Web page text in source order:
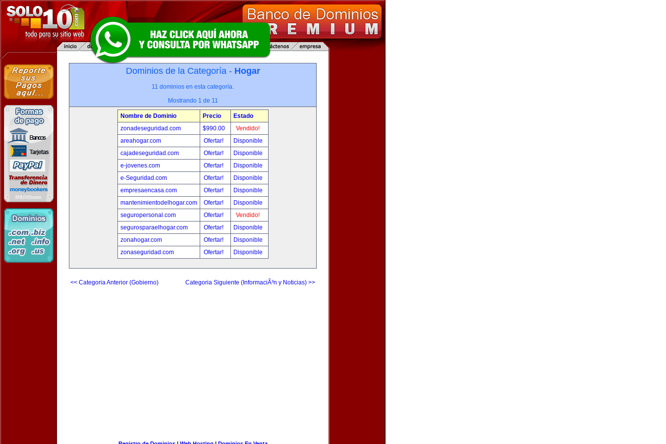
Dominios de la Categoría - Hogar
11 dominios en esta categoría.
Mostrando 1 de 11
Nombre de Dominio Precio
Estado
zonadeseguridad.com
$990.00
Vendido!
areahogar.com
Ofertar!
Disponible
cajadeseguridad.com
Ofertar!
Disponible
e-jovenes.com
Ofertar!
Disponible
e-Seguridad.com
Ofertar!
Disponible
empresaencasa.com
Ofertar!
Disponible
mantenimientodelhogar.com
Ofertar!
Disponible
seguropersonal.com
Ofertar!
Vendido!
segurosparaelhogar.com
Ofertar!
Disponible
zonahogar.com
Ofertar!
Disponible
zonaseguridad.com
Ofertar! Disponible
<< Categoria Anterior (Gobierno) Categoria Siguiente (InformaciÃ³n y Noticias) >>